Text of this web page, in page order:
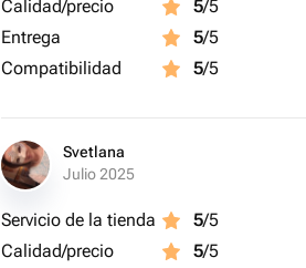
Calidad/precio
5/5
Entrega
5/5
Compatibilidad
5/5
Svetlana
Julio 2025
Servicio de la tienda 5/5
Calidad/precio
5/5